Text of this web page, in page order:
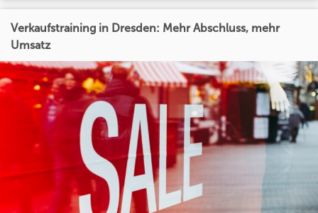
Verkaufstraining in Dresden: Mehr Abschluss, mehr
Umsatz